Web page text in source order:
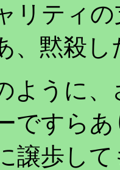
リティ
、黙殺
ように、
ですら
譲歩し